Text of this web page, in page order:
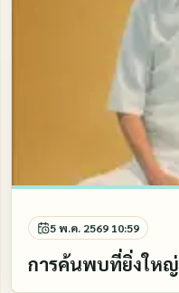
5 พ.ค. 2569 10:59
การค้นพบที่ยิ่งใหญ่